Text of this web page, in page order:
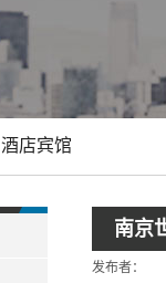
酒店宾馆
南京
发布者：